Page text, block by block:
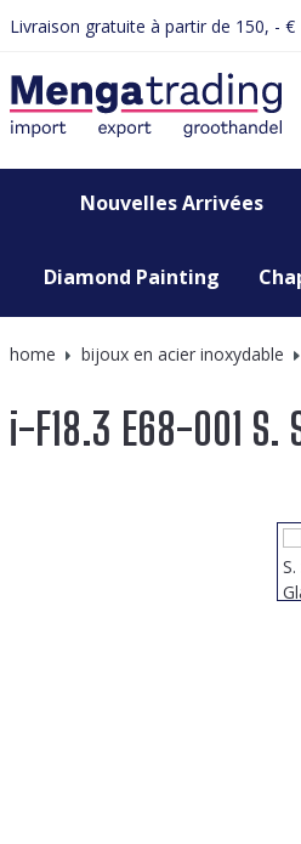
Passer à la
Livraison gratuite à partir de 150, - €
Nouvelles Arrivées
Diamond Painting
home bijoux en acier inoxydable
i-F18.3 E68-001 S.